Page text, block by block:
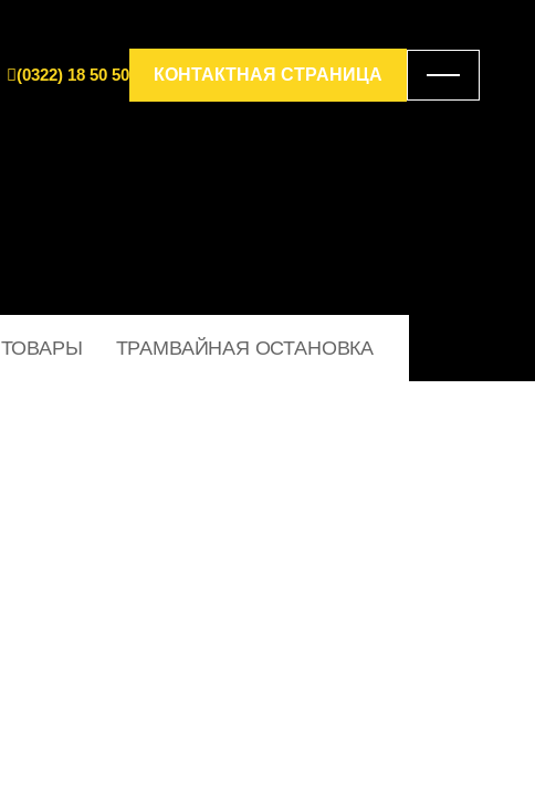
(0322) 18 50 50 КОНТАКТНАЯ СТРАНИЦА
ТОВАРЫ ТРАМВАЙНАЯ ОСТАНОВКА